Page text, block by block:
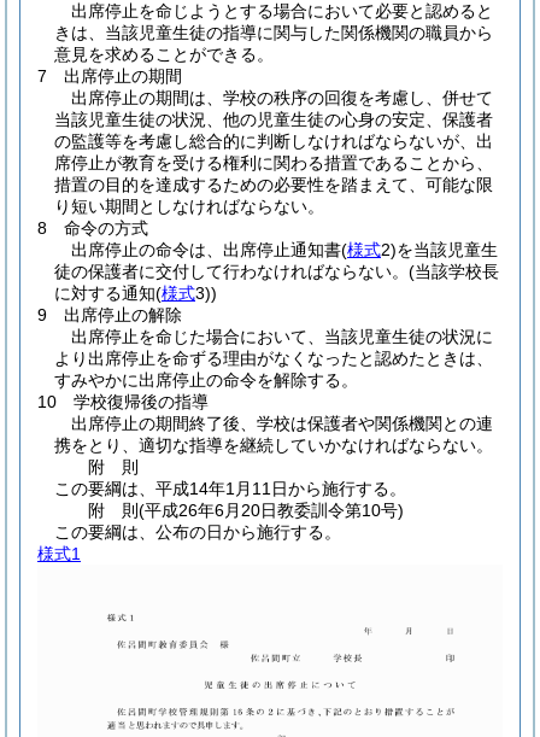
出席停止を命じようとする場合において必要と認めると
きは、当該児童生徒の指導に関与した関係機関の職員から
意見を求めることができる。
7 出席停止の期間
出席停止の期間は、学校の秩序の回復を考慮し、併せて
当該児童生徒の状況、他の児童生徒の心身の安定、保護者
の監護等を考慮し総合的に判断しなければならないが、出
席停止が教育を受ける権利に関わる措置であることから、
措置の目的を達成するための必要性を踏まえて、可能な限
り短い期間としなければならない。
8 命令の方式
出席停止の命令は、出席停止通知書(様式2)を当該児童生
徒の保護者に交付して行わなければならない。 (当該学校長
に対する通知(様式3))
9 出席停止の解除
出席停止を命じた場合において、当該児童生徒の状況に
より出席停止を命ずる理由がなくなったと認めたときは、
すみやかに出席停止の命令を解除する。
10 学校復帰後の指導
出席停止の期間終了後、学校は保護者や関係機関との連
携をとり、適切な指導を継続していかなければならない。
附 則
この要綱は、平成14年1月11日から施行する。
附 則(平成26年6月20日教委訓令第10号)
この要綱は、公布の日から施行する。
様式1